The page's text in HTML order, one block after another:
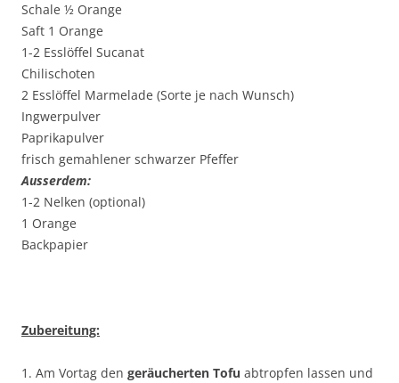
Schale ½ Orange
Saft 1 Orange
1-2 Esslöffel Sucanat
Chilischoten
2 Esslöffel Marmelade (Sorte je nach Wunsch)
Ingwerpulver
Paprikapulver
frisch gemahlener schwarzer Pfeffer
Ausserdem:
1-2 Nelken (optional)
1 Orange
Backpapier
Zubereitung:
1. Am Vortag den geräucherten Tofu abtropfen lassen und